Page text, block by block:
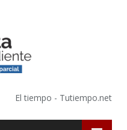
El tiempo - Tutiempo.net